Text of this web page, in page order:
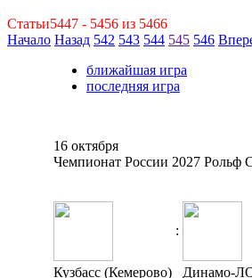
Статьи5447 - 5456 из 5466
Начало Назад 542 543 544 545 546
ближайшая игра
последняя игра
16 октября
Чемпионат России 2027 Рольф
:
Кузбасс (Кемерово) Динамо-ЛО